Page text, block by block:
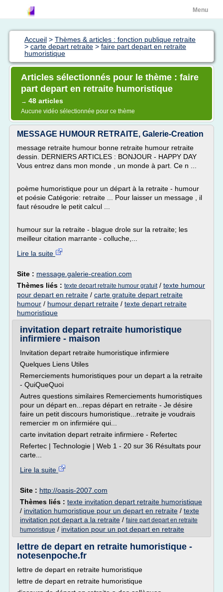
Menu
Accueil > Thèmes & articles : fonction publique retraite
> carte depart retraite > faire part depart en retraite
humoristique
Articles sélectionnés pour le thème : faire
part depart en retraite humoristique
→ 48 articles
Aucune vidéo sélectionnée pour ce thème
MESSAGE HUMOUR RETRAITE, Galerie-Creation
message retraite humour bonne retraite humour retraite
dessin. DERNIERS ARTICLES : BONJOUR - HAPPY DAY
Vous entrez dans mon monde , un monde à part. Ce n ...
poème humoristique pour un départ à la retraite - humour
et poésie Catégorie: retraite ... Pour laisser un message , il
faut résoudre le petit calcul ...
humour sur la retraite - blague drole sur la retraite; les
meilleur citation marrante - colluche,...
Lire la suite
Site : message.galerie-creation.com
Thèmes liés : texte depart retraite humour gratuit/ texte humour
pour depart en retraite / carte gratuite depart retraite
humour / humour depart retraite / texte depart retraite
humoristique
invitation depart retraite humoristique
infirmiere - maison
Invitation depart retraite humoristique infirmiere
Quelques Liens Utiles
Remerciements humoristiques pour un depart a la retraite
- QuiQueQuoi
Autres questions similaires Remerciements humoristiques
pour un départ en...repas départ en retraite - Je désire
faire un petit discours humoristique...retraite je voudrais
remercier m on infirmiére qui...
carte invitation depart retraite infirmiere - Refertec
Refertec | Technologie | Web 1 - 20 sur 36 Résultats pour
carte...
Lire la suite
Site : http://oasis-2007.com
Thèmes liés : texte invitation depart retraite humoristique
/ invitation humoristique pour un depart en retraite / texte
invitation pot depart a la retraite / faire part depart en retraite
humoristique / invitation pour un pot depart en retraite
lettre de depart en retraite humoristique -
notesenpoche.fr
lettre de depart en retraite humoristique
lettre de depart en retraite humoristique